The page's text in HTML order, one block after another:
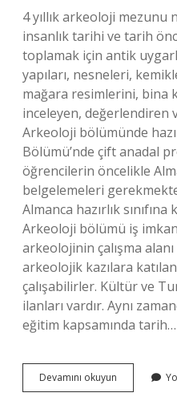
4 yıllık arkeoloji mezunu
insanlık tarihi ve tarih
toplamak için antik
yapıları, nesneleri,
mağara resimlerini, bina
inceleyen, değerlendiren
Arkeoloji bölümünde
Bölümü’nde çift anadal
öğrencilerin öncelikle
belgelemeleri
Almanca hazırlık
Arkeoloji bölümü iş
arkeolojinin çalışma
arkeolojik kazılara
çalışabilirler. Kültür ve
ilanları vardır. Aynı
eğitim kapsamında tarih…
Devamını okuyun Arkeoloji
Bölümü